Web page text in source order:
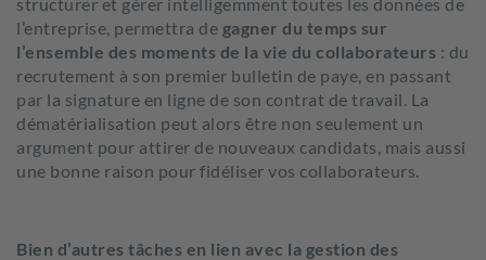
l’entreprise, permettra de gagner du temps sur
l’ensemble des moments de la vie du collaborateurs : du
recrutement à son premier bulletin de paye, en passant
par la signature en ligne de son contrat de travail. La
dématérialisation peut alors être non seulement un
argument pour attirer de nouveaux candidats, mais aussi
une bonne raison pour fidéliser vos collaborateurs.
Bien d’autres tâches en lien avec la gestion des